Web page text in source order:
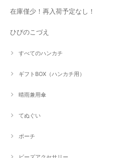
在庫僅少！再入荷予定なし！
ひびのこづえ
すべてのハンカチ
ギフトBOX（ハンカチ用）
晴雨兼用傘
てぬぐい
ポーチ